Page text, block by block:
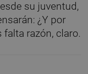
su juventud,
¿Y por
razón, claro.